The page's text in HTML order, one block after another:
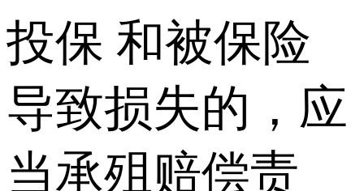
投保 和被保险
导致损失的，应
当承殂赔偿责